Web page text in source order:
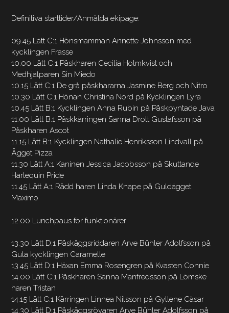
Definitiva starttider/Anmälda ekipage:
09.45 Lätt C:1 Hönsmamman Annette Johnsson med
kycklingen Frasse
10.00 Lätt C:1 Påskharen Cecilia Holmkvist och
Medhjälparen Sin Miedo
10.15 Lätt C:1 De grå påskhararna Jasmine Berg och Nitro
10.30 Lätt C:1 Hönan Christina Nord på Kycklingen Lyra
10.45 Lätt B:1 Kycklingen Anna Rubin på Påskpyntade Java
11.00 Lätt B:1 Påskkärringen Sanna Drott Gustafsson på
Påskharen Ascot
11.15 Lätt B:1 Kycklingen Nathalie Henriksson Lindvall på
Ägget Pizza
11.30 Lätt A:1 Kaninen Jessica Jacobsson på Skuttande
Harlequin Pride
11.45 Lätt A:1 Rädd haren Linda Knape på Guldägget
Maximo
12.00 Lunchpaus för funktionärer
13.30 Lätt D:1 Påskäggsriddaren Arve Bühler Adolfsson på
Gula kycklingen Caramelle
13.45 Lätt D:1 Häxan Emma Rosengren på Kvasten Connie
14.00 Lätt C:1 Påskharen Sanna Manfredsson på Lömske
haren Tristan
14.15 Lätt C:1 Kärringen Linnea Nilsson på Gyllene Cäsar
14.30 Lätt D:1 Påskäggsrövaren Arve Bühler Adolfsson på